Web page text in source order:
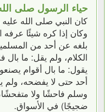
حياء الرسول صلى
كان النبي صلى الله
وكان إذا كره شيئًا
بلغه عن أحد من
الكلام، ولم يقل: ما
يقول: ما بال أقوام
أحد حتى لا يفضحه، ولم
وسلم فاحشًا ولا
ضجيجًا) في الأسواق.